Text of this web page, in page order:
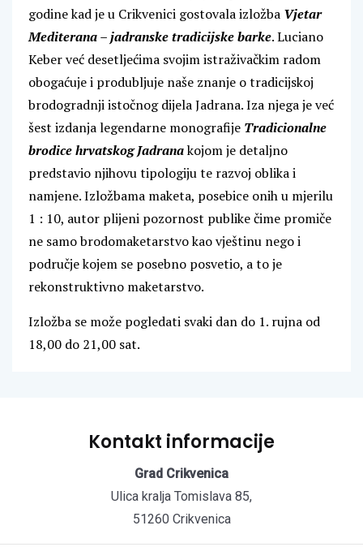
godine kad je u Crikvenici gostovala izložba Vjetar
Mediterana – jadranske tradicijske barke. Luciano
Keber već desetljećima svojim istraživačkim radom
obogaćuje i produbljuje naše znanje o tradicijskoj
brodogradnji istočnog dijela Jadrana. Iza njega je već
šest izdanja legendarne monografije Tradicionalne
brodice hrvatskog Jadranakojom je detaljno
predstavio njihovu tipologiju te razvoj oblika i
namjene. Izložbama maketa, posebice onih u mjerilu
1 : 10, autor plijeni pozornost publike čime promiče
ne samo brodomaketarstvo kao vještinu nego i
područje kojem se posebno posvetio, a to je
rekonstruktivno maketarstvo.
Izložba se može pogledati svaki dan do 1. rujna od
18,00 do 21,00 sat.
Kontakt informacije
Grad Crikvenica
Ulica kralja Tomislava 85,
51260 Crikvenica